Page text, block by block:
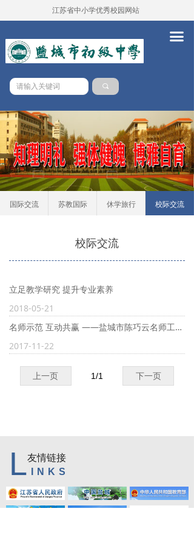
끀
学校概况
党务校务
学本课堂
队伍建设
德育工作
教务工作
对外交流
学生天地
创文专栏
끠
江苏省中小学优秀校园网站
国际交流 苏教国际 休学旅行 校际交流
校际交流
立足教学研究 提升专业素养
2018-05-21
名师示范 互动共赢 ——盐城市陈巧云名师工作室牵头校际合作教研
2017-11-22
上一页 下一页
1/1
友情链接
L INKS